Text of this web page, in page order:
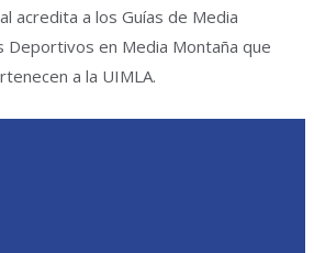
acredita a los Guías de Media
Deportivos en Media Montaña que
a la UIMLA.